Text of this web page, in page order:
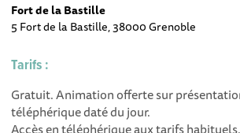
Fort de la Bastille
5 Fort de la Bastille, 38000 Grenoble
Tarifs :
Gratuit. Animation offerte sur
téléphérique daté du jour.